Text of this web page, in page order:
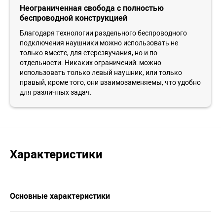
Неограниченная свобода с полностью
беспроводной конструкцией
Благодаря технологии раздельного беспроводного
подключения наушники можно использовать не
только вместе, для стерезвучания, но и по
отдельности. Никаких ограничений: можно
использовать только левый наушник, или только
правый, кроме того, они взаимозаменяемы, что удобно
для различных задач.
Характеристики
Основные характеристики